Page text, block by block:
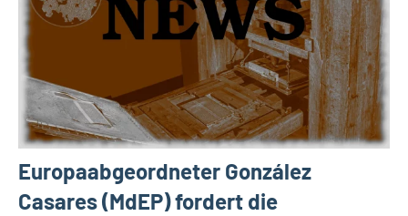
Europaabgeordneter González
Casares (MdEP) fordert die